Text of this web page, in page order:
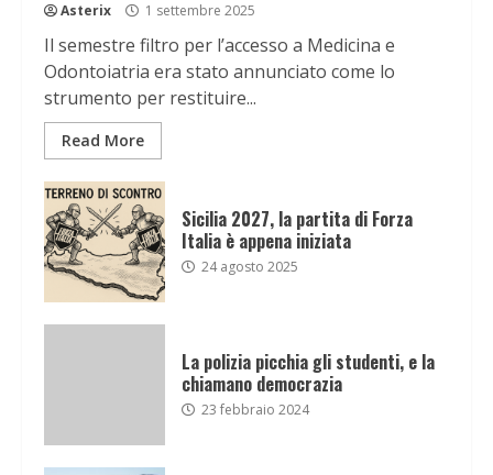
Asterix 1 settembre 2025
Il semestre filtro per l’accesso a Medicina e
Odontoiatria era stato annunciato come lo
strumento per restituire...
Read More
Sicilia 2027, la partita di Forza
Italia è appena iniziata
24 agosto 2025
La polizia picchia gli studenti, e la
chiamano democrazia
23 febbraio 2024